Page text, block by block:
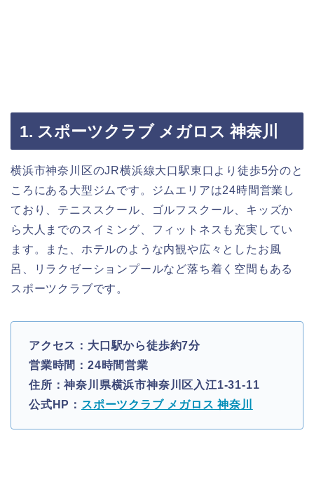
1. スポーツクラブ メガロス 神奈川
横浜市神奈川区のJR横浜線大口駅東口より徒歩5分のと
ころにある大型ジムです。ジムエリアは24時間営業し
ており、テニススクール、ゴルフスクール、キッズか
ら大人までのスイミング、フィットネスも充実してい
ます。また、ホテルのような内観や広々としたお風
呂、リラクゼーションプールなど落ち着く空間もある
スポーツクラブです。
アクセス：大口駅から徒歩約7分
営業時間：24時間営業
住所：神奈川県横浜市神奈川区入江1-31-11
公式HP： スポーツクラブ メガロス 神奈川